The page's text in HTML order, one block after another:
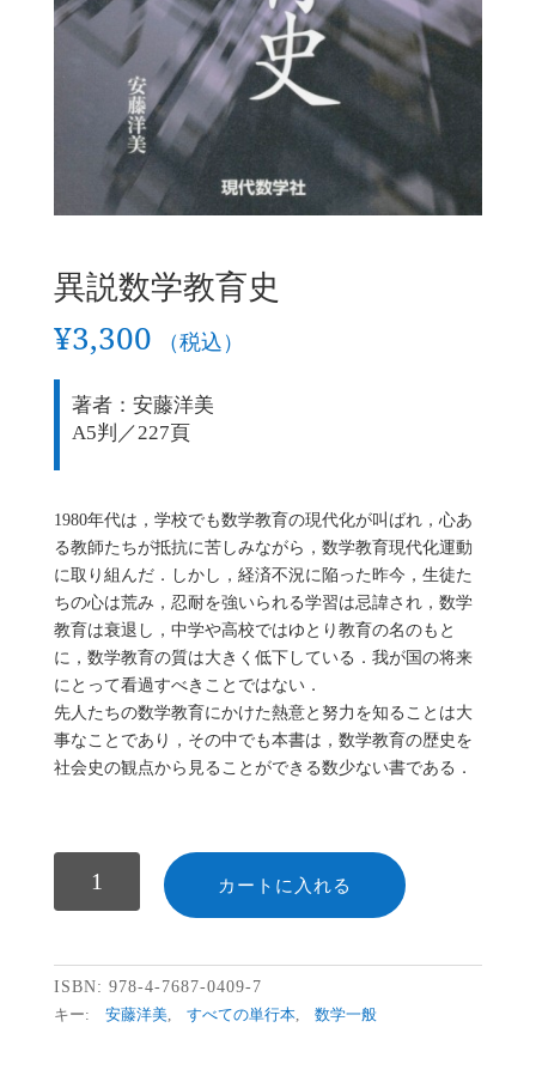
異説数学教育史
¥3,300 （税込）
著者：安藤洋美
A5判／227頁
1980年代は，学校でも数学教育の現代化が叫ばれ，心あ
る教師たちが抵抗に苦しみながら，数学教育現代化運動
に取り組んだ．しかし，経済不況に陥った昨今，生徒た
ちの心は荒み，忍耐を強いられる学習は忌諱され，数学
教育は衰退し，中学や高校ではゆとり教育の名のもと
に，数学教育の質は大きく低下している．我が国の将来
にとって看過すべきことではない．
先人たちの数学教育にかけた熱意と努力を知ることは大
事なことであり，その中でも本書は，数学教育の歴史を
社会史の観点から見ることができる数少ない書である．
カートに入れる
ISBN: 978-4-7687-0409-7
キー: 安藤洋美, すべての単行本, 数学一般